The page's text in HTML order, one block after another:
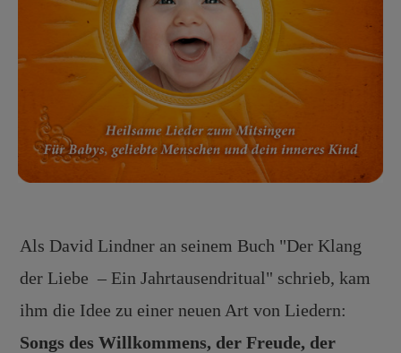
Als David Lindner an seinem Buch "Der Klang
der Liebe – Ein Jahrtausendritual" schrieb, kam
ihm die Idee zu einer neuen Art von Liedern:
Songs des Willkommens, der Freude, der